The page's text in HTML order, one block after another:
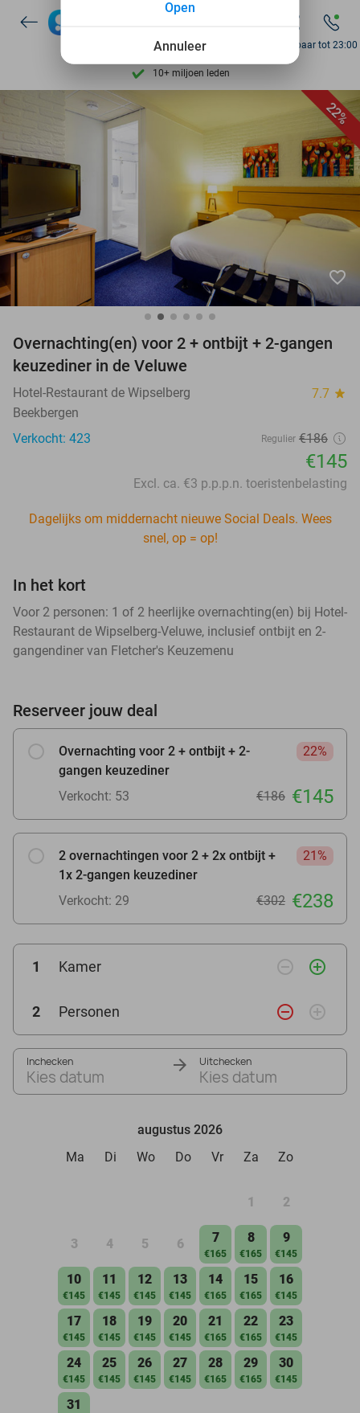
7 dagen per week beschikbaar
10+ miljoen leden
9,4 op basis van
7 dagen per week beschikbaar
10+ miljoen leden
Bereikbaar tot 23:00
22%
favorite_border
Overnachting(en) voor 2 + ontbijt + 2-gangen
keuzediner in de Veluwe
Hotel-Restaurant de Wipselberg 7.7 star
Beekbergen
Verkocht: 423
Regulier €186
€145
Excl. ca. €3 p.p.p.n. toeristenbelasting
Dagelijks om middernacht nieuwe Social Deals. Wees
snel, op = op!
In het kort
Voor 2 personen: 1 of 2 heerlijke overnachting(en) bij Hotel-
Restaurant de Wipselberg-Veluwe, inclusief ontbijt en 2-
gangendiner van Fletcher's Keuzemenu
Reserveer jouw deal
Overnachting voor 2 + ontbijt + 2-
gangen keuzediner
22%
Verkocht: 53 €186 €145
2 overnachtingen voor 2 + 2x ontbijt +
1x 2-gangen keuzediner
21%
Verkocht: 29 €302 €238
1 Kamer remove_circle_outline add_circle_outline
2 Personen remove_circle_outline add_circle_outline
Inchecken
Kies datum
Uitchecken
Kies datum
augustus 2026
Ma
Di Wo Do Vr Za Zo
1 2
3 4 5 6 7
€165
8
€165
9
€145
10
€145
11
€145
12
€145
13
€145
14
€165
15
€165
16
€145
17
€145
18
€145
19
€145
20
€145
21
€165
22
€165
23
€145
24
€145
25
€145
26
€145
27
€145
28
€165
29
€165
30
€145
31
Annuleer
Open